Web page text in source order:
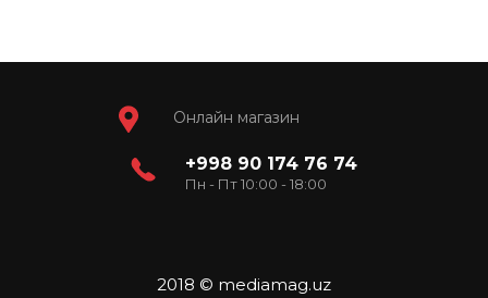
Онлайн магазин
+998 90 174 76 74
Пн - Пт 10:00 - 18:00
2018 © mediamag.uz